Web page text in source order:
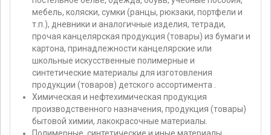
мебель, коляски, сумки (ранцы, рюкзаки, портфели и
т.п.), дневники и аналогичные изделия, тетради,
прочая канцелярская продукция (товары) из бумаги и
картона, принадлежности канцелярские или
школьные искусственные полимерные и
синтетические материалы для изготовления
продукции (товаров) детского ассортимента .
Химическая и нефтехимическая продукция
производственного назначения, продукция (товары)
бытовой химии, лакокрасочные материалы.
Полимерные, синтетические и иные материалы,